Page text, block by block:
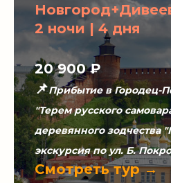
2 ночи | 4 дня
20 900 ₽
📌Прибытие в Городец-
"Терем русского
деревянного зодчества
экскурсия по ул. Б.
Смотреть тур →